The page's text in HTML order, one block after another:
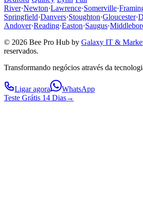
River·Newton·Lawrence·Somerville·
Springfield·Danvers·Stoughton·Gloucester·
Andover·Reading·Easton·Saugus·
© 2026 Bee Pro Hub by Galaxy IT &
reservados.
Transformando negócios através da
Ligar agora
WhatsApp
Teste Grátis 14 Dias→